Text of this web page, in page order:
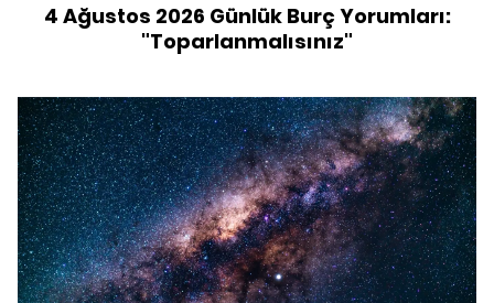
4 Ağustos 2026 Günlük Burç Yorumları:
"Toparlanmalısınız"